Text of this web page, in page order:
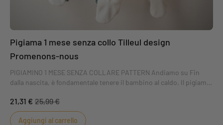
Pigiama 1 mese senza collo Tilleul design
Promenons-nous
PIGIAMINO 1 MESE SENZA COLLARE PATTERN Andiamo su Fin
dalla nascita, è fondamentale tenere il bambino al caldo. Il pigiama
bambini caldi e comodi.
21,31 € 25,99 €
Aggiungi al carrello